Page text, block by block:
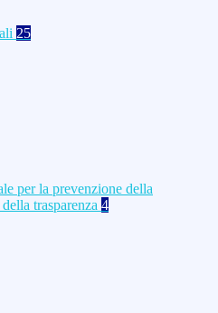
25
per la prevenzione della
trasparenza 4